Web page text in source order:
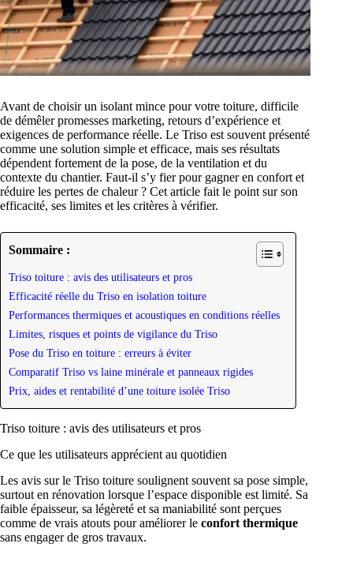
Avant de choisir un isolant mince pour votre toiture, difficile
de démêler promesses marketing, retours d’expérience et
exigences de performance réelle. Le Triso est souvent présenté
comme une solution simple et efficace, mais ses résultats
dépendent fortement de la pose, de la ventilation et du
contexte du chantier. Faut-il s’y fier pour gagner en confort et
réduire les pertes de chaleur ? Cet article fait le point sur son
efficacité, ses limites et les critères à vérifier.
Sommaire :
Triso toiture : avis des utilisateurs et pros
Efficacité réelle du Triso en isolation toiture
Performances thermiques et acoustiques en conditions réelles
Limites, risques et points de vigilance du Triso
Pose du Triso en toiture : erreurs à éviter
Comparatif Triso vs laine minérale et panneaux rigides
Prix, aides et rentabilité d’une toiture isolée Triso
Triso toiture : avis des utilisateurs et pros
Ce que les utilisateurs apprécient au quotidien
Les avis sur le Triso toiture soulignent souvent sa pose simple,
surtout en rénovation lorsque l’espace disponible est limité. Sa
faible épaisseur, sa légèreté et sa maniabilité sont perçues
comme de vrais atouts pour améliorer le confort thermique
sans engager de gros travaux.